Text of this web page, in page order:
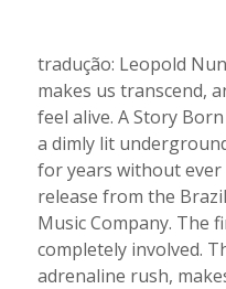
tradução: Leopold
makes us transcend,
feel alive. A Story
a dimly lit
for years without
release from the
Music Company. The
completely involved.
adrenaline rush,